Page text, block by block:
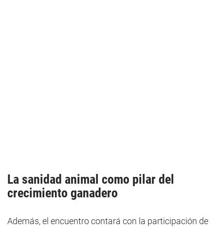
La sanidad animal como pilar del
crecimiento ganadero
Además, el encuentro contará con la participación de